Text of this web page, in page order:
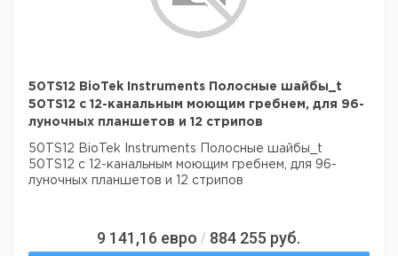
50TS12 BioTek Instruments Полосные шайбы_t
50TS12 с 12-канальным моющим гребнем, для 96-
луночных планшетов и 12 стрипов
50TS12 BioTek Instruments Полосные шайбы_t
50TS12 с 12-канальным моющим гребнем, для 96-
луночных планшетов и 12 стрипов
9 141,16 евро / 884 255 руб.